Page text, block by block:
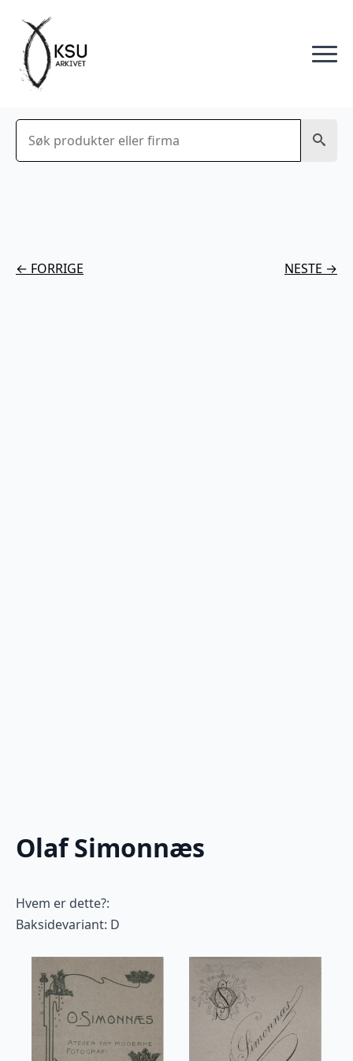
Søk
← FORRIGE NESTE →
Olaf Simonnæs
Hvem er dette?:
Baksidevariant: D